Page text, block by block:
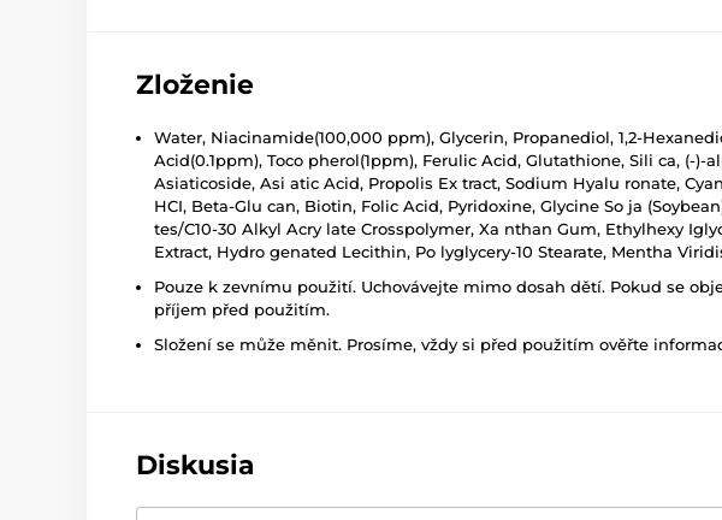
Zloženie
Water, Niacinamide(100,000 ppm), Glycerin, Propanediol, 1,2-
Acid(0.1ppm), Toco pherol(1ppm), Ferulic Acid, Glutathione, Sili ca, (-
Asiaticoside, Asi atic Acid, Propolis Ex tract, Sodium Hyalu ronate,
HCI, Beta-Glu can, Biotin, Folic Acid, Pyridoxine, Glycine So ja
tes/C10-30 Alkyl Acry late Crosspolymer, Xa nthan Gum, Ethylhexy
Extract, Hydro genated Lecithin, Po lyglycery-10 Stearate, Mentha
Pouze k zevnímu použití. Uchovávejte mimo dosah dětí. Pokud se
příjem před použitím.
Složení se může měnit. Prosíme, vždy si před použitím ověřte
Diskusia